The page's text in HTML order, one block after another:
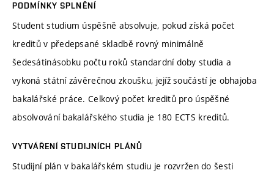
PODMÍNKY SPLNĚNÍ
Student studium úspěšně absolvuje, pokud získá počet
kreditů v předepsané skladbě rovný minimálně
šedesátinásobku počtu roků standardní doby studia a
vykoná státní závěrečnou zkoušku, jejíž součástí je obhajoba
bakalářské práce. Celkový počet kreditů pro úspěšné
absolvování bakalářského studia je 180 ECTS kreditů.
VYTVÁŘENÍ STUDIJNÍCH PLÁNŮ
Studijní plán v bakalářském studiu je rozvržen do šesti